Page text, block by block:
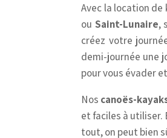
Avec la location de
ou Saint-Lunaire,
créez votre
demi-journée une
pour vous évader
Nos canoës-
et faciles à utiliser.
tout, on peut bien